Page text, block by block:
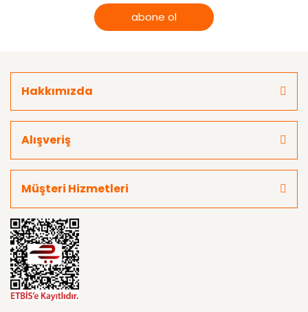
abone ol
Hakkımızda
Alışveriş
Müşteri Hizmetleri